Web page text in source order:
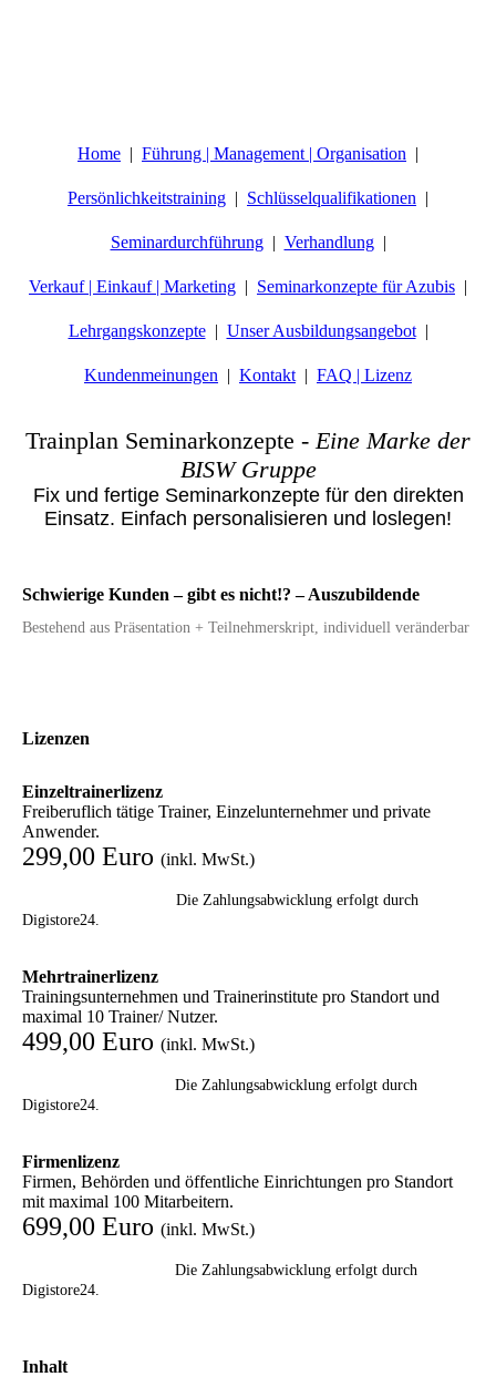
Home Führung | Management | Organisation
Persönlichkeitstraining Schlüsselqualifikationen
Seminardurchführung Verhandlung
Verkauf | Einkauf | Marketing Seminarkonzepte für Azubis
Lehrgangskonzepte Unser Ausbildungsangebot
Kundenmeinungen Kontakt FAQ | Lizenz
Trainplan Seminarkonzepte - Eine Marke der
BISW Gruppe
Fix und fertige Seminarkonzepte für den direkten
Einsatz. Einfach personalisieren und loslegen!
Schwierige Kunden – gibt es nicht!? – Auszubildende
Bestehend aus Präsentation + Teilnehmerskript, individuell veränderbar
Lizenzen
Einzeltrainerlizenz
Freiberuflich tätige Trainer, Einzelunternehmer und private
Anwender.
299,00 Euro (inkl. MwSt.)
Die Zahlungsabwicklung erfolgt durch
Digistore24.
Mehrtrainerlizenz
Trainingsunternehmen und Trainerinstitute pro Standort und
maximal 10 Trainer/ Nutzer.
499,00 Euro (inkl. MwSt.)
Die Zahlungsabwicklung erfolgt durch
Digistore24.
Firmenlizenz
Firmen, Behörden und öffentliche Einrichtungen pro Standort
mit maximal 100 Mitarbeitern.
699,00 Euro (inkl. MwSt.)
Die Zahlungsabwicklung erfolgt durch
Digistore24.
Inhalt